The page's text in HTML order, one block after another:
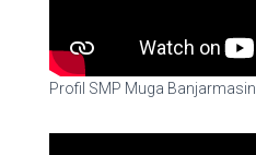
Profil SMP Muga Banjarmasin